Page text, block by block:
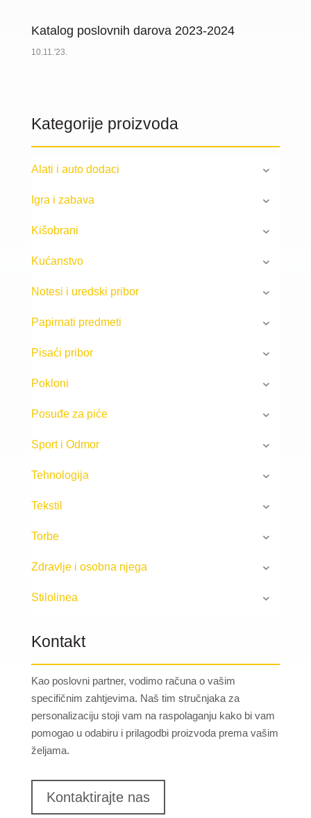
Katalog poslovnih darova 2023-2024
10.11.'23.
Kategorije proizvoda
Alati i auto dodaci
Igra i zabava
Kišobrani
Kućanstvo
Notesi i uredski pribor
Papirnati predmeti
Pisaći pribor
Pokloni
Posuđe za piće
Sport i Odmor
Tehnologija
Tekstil
Torbe
Zdravlje i osobna njega
Stilolinea
Kontakt
Kao poslovni partner, vodimo računa o vašim
specifičnim zahtjevima. Naš tim stručnjaka za
personalizaciju stoji vam na raspolaganju kako bi vam
pomogao u odabiru i prilagodbi proizvoda prema vašim
željama.
Kontaktirajte nas